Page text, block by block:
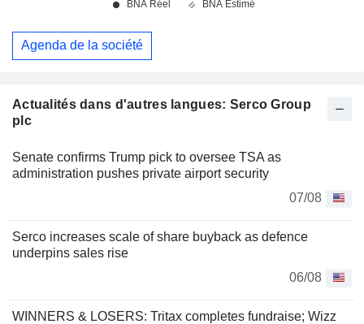
Actualités dans d'autres langues: Serco Group
plc
Senate confirms Trump pick to oversee TSA as
administration pushes private airport security
07/08
Serco increases scale of share buyback as defence
underpins sales rise
06/08
WINNERS & LOSERS: Tritax completes fundraise; Wizz
Agenda de la société